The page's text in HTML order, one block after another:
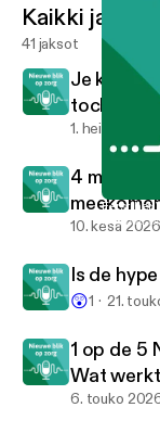
Eerst het
Nieuwe
Kaikki jaksot
41 jaksot
Je krijgt
toch
1. heinä 2026
4 miljoen
daaraan?
10. kesä 2026
Is de
😲1 21.
1 op de 5
Wat
6. touko